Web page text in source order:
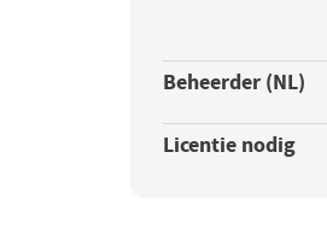
Beheerder (NL)
Licentie nodig